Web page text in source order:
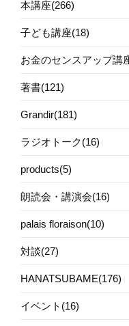
本講座(266)
子ども講座(18)
お金のセンスアップ講
著書(121)
Grandir(181)
ラジオトーク(16)
products(5)
朗読会・講演会(16)
palais floraison(10)
対談(27)
HANATSUBAME(176)
イベント(16)